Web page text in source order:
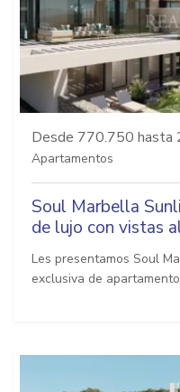
Desde 770.750 hasta
Apartamentos
Soul Marbella
de lujo con vistas
Les presentamos Soul
exclusiva de